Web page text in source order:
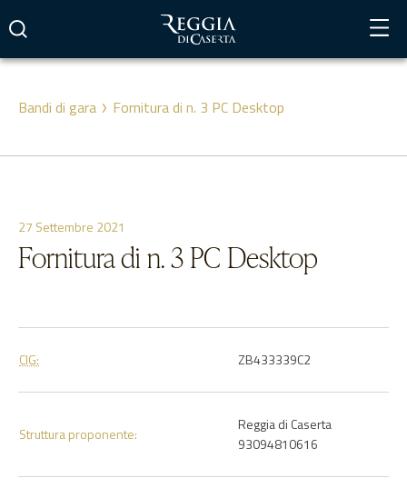
contenuto
Bandi di gara Fornitura di n. 3 PC Desktop
27 Settembre 2021
Fornitura di n. 3 PC Desktop
CIG: ZB433339C2
Struttura proponente:
Reggia di Caserta
93094810616